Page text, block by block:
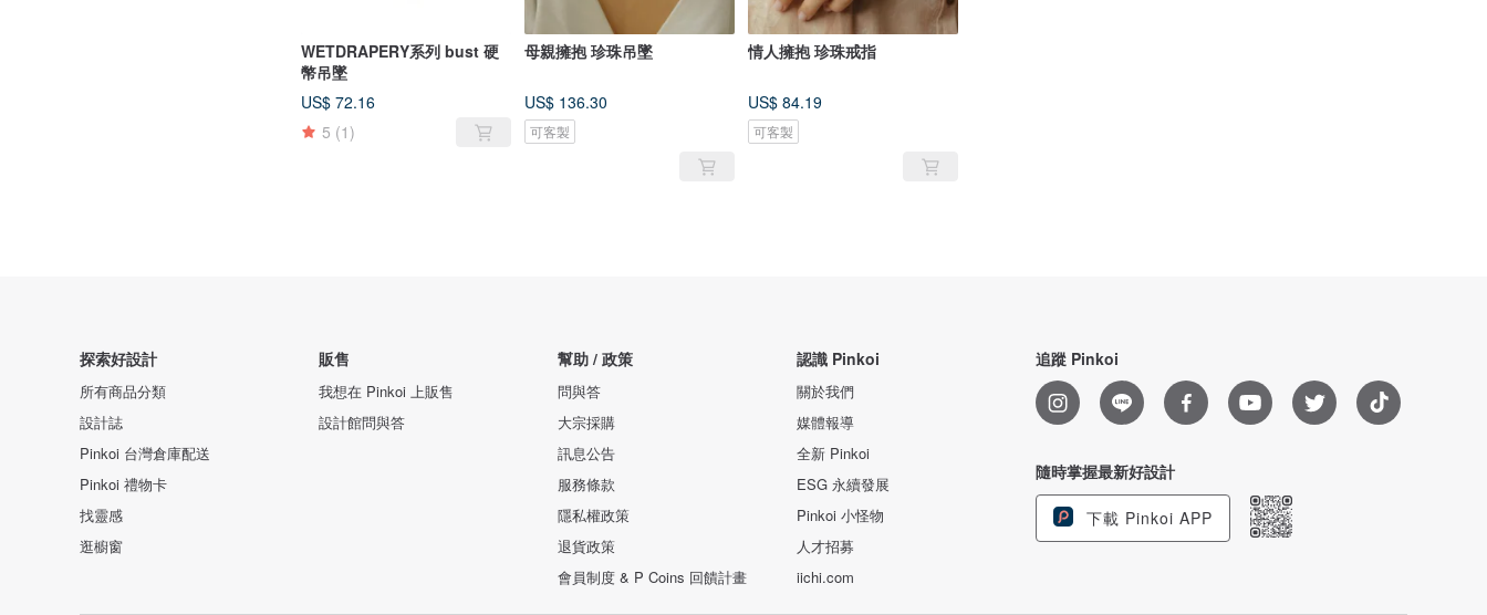
WETDRAPERY系列 bust 硬
幣吊墜
US$ 72.16
5 (1)
母親擁抱 珍珠吊墜
US$ 136.30
可客製
情人擁抱 珍珠戒指
US$ 84.19
可客製
探索好設計
所有商品分類
設計誌
Pinkoi 台灣倉庫配送
Pinkoi 禮物卡
找靈感
逛櫥窗
販售
我想在 Pinkoi 上販售
設計館問與答
幫助 / 政策
問與答
大宗採購
訊息公告
服務條款
隱私權政策
退貨政策
會員制度 & P Coins 回饋計畫
認識 Pinkoi
關於我們
媒體報導
全新 Pinkoi
ESG 永續發展
Pinkoi 小怪物
人才招募
iichi.com
追蹤 Pinkoi
隨時掌握最新好設計
下載 Pinkoi APP